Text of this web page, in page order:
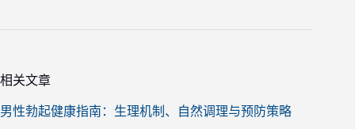
相关文章
男性勃起健康指南：生理机制、自然调理与预防策略